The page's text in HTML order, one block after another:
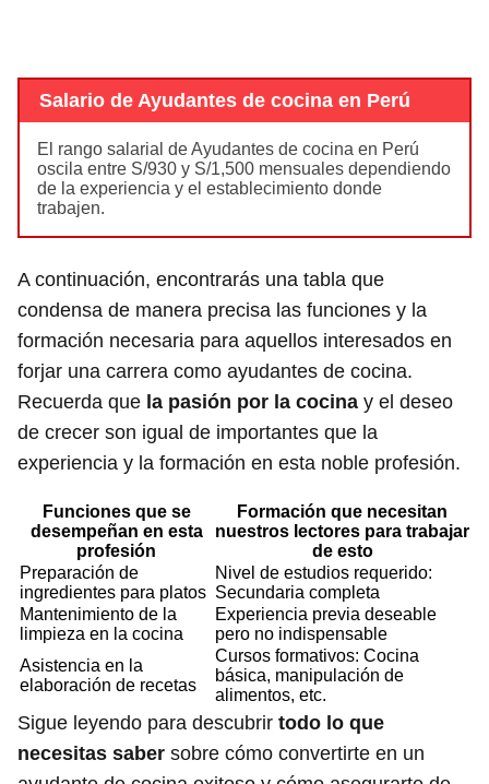
Salario de Ayudantes de cocina en Perú
El rango salarial de Ayudantes de cocina en Perú
oscila entre S/930 y S/1,500 mensuales dependiendo
de la experiencia y el establecimiento donde
trabajen.
A continuación, encontrarás una tabla que
condensa de manera precisa las funciones y la
formación necesaria para aquellos interesados en
forjar una carrera como ayudantes de cocina.
Recuerda que la pasión por la cocina y el deseo
de crecer son igual de importantes que la
experiencia y la formación en esta noble profesión.
Funciones que se
desempeñan en esta
profesión
Formación que necesitan
nuestros lectores para trabajar
de esto
Preparación de
ingredientes para platos
Nivel de estudios requerido:
Secundaria completa
Mantenimiento de la
limpieza en la cocina
Experiencia previa deseable
pero no indispensable
Asistencia en la
elaboración de recetas
Cursos formativos: Cocina
básica, manipulación de
alimentos, etc.
Sigue leyendo para descubrir todo lo que
necesitas saber sobre cómo convertirte en un